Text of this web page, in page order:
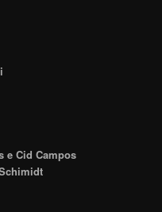
e Cid Campos